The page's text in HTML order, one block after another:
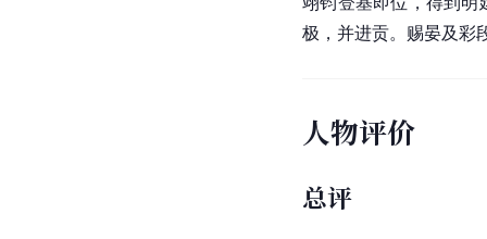
极，并进贡。赐晏及彩
人物评价
总评